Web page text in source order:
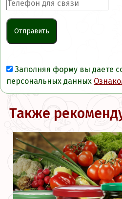
Заполняя форму вы даете
персональных данных
Также